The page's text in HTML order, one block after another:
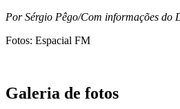
Por Sérgio Pêgo/Com informações do
Fotos: Espacial FM
Galeria de fotos